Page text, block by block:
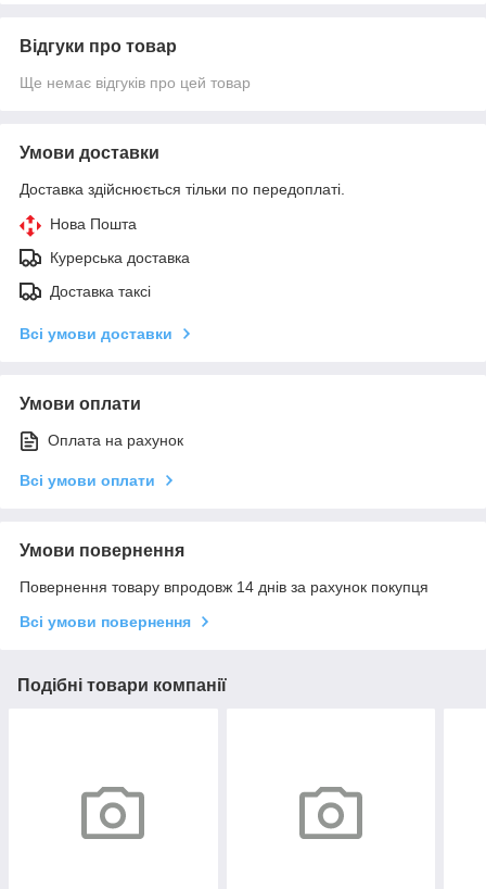
Відгуки про товар
Ще немає відгуків про цей товар
Умови доставки
Доставка здійснюється тільки по передоплаті.
Нова Пошта
Курерська доставка
Доставка таксі
Всі умови доставки
Умови оплати
Оплата на рахунок
Всі умови оплати
Умови повернення
Повернення товару впродовж 14 днів за рахунок покупця
Всі умови повернення
Подібні товари компанії